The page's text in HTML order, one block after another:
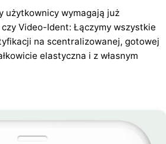
użytkownicy wymagają już
Video-Ident: Łączymy wszystkie
na scentralizowanej, gotowej
elastyczna i z własnym